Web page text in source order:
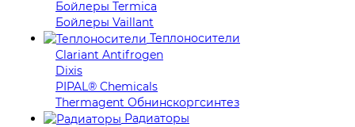
Бойлеры Termica
Бойлеры Vaillant
Теплоносители
Clariant Antifrogen
Dixis
PIPAL® Chemicals
Thermagent Обнинскоргсинтез
Радиаторы